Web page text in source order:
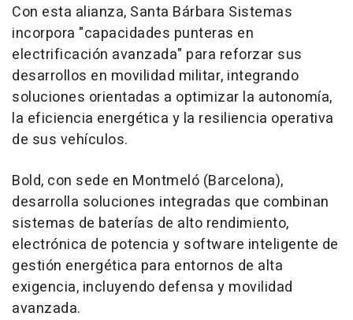
Con esta alianza, Santa Bárbara Sistemas
incorpora "capacidades punteras en
electrificación avanzada" para reforzar sus
desarrollos en movilidad militar, integrando
soluciones orientadas a optimizar la autonomía,
la eficiencia energética y la resiliencia operativa
de sus vehículos.
Bold, con sede en Montmeló (Barcelona),
desarrolla soluciones integradas que combinan
sistemas de baterías de alto rendimiento,
electrónica de potencia y software inteligente de
gestión energética para entornos de alta
exigencia, incluyendo defensa y movilidad
avanzada.